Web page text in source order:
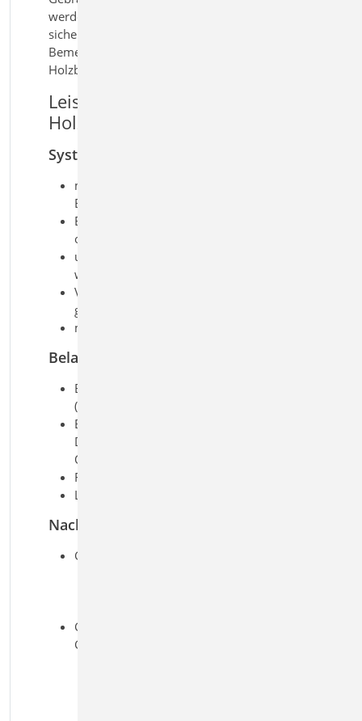
werden durchgeführt. So erhalten Sie eine
sichere und praxisgerechte Lösung für die
Bemessung von massiven Holzdecken im
Holzbau.
Leistungsmerkmale S203.de
Holz-Brettstapeldecke
System
massive Holzdecke aus
Brettstapelelementen
Einfeld- und Durchlaufdecken mit
oder ohne Kragarme
ungestoßene, wechselseitig oder
wandernd gestoßene Lamellen
Verbindung der Lamellen durch
glattschaftige Nägel
mehrschichtiger Deckenaufbau
Belastung
Ermittlung der Eigenlast
(automatisch)
Berücksichtigung von Nutzlasten bei
Decken ohne ausreichende
Querverteilung
Flächen-, Block- und Trapezlasten
Linienlasten
Nachweise
Grenzzustand der Tragfähigkeit, EC 5
Grenzzustand der
Gebrauchstauglichkeit, EC 5